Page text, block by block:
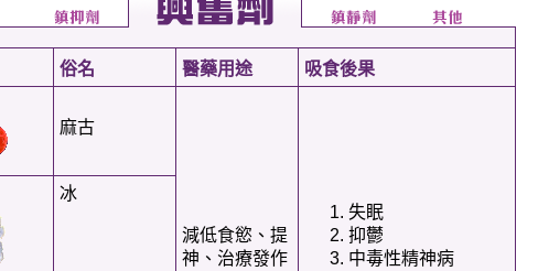
俗名 醫藥用途 吸食後果
麻古
減低食慾、提
神、治療發作
失眠
抑鬱
中毒性精神病
冰